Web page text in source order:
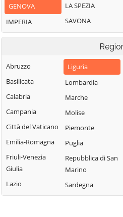
Castiglione
Chiavarese
Ceranesi
Cicagna
Cogoleto
Cogorno
Coreglia Ligure
Crocefieschi
Davagna
Fascia
Favale di Malvaro
Moconesi
Moneglia
Montebruno
Ne
Neirone
Orero
Pieve Ligure
Portofino
Propata
Rapallo
GENOVA
IMPERIA
LA SPEZIA
SAVONA
Abruzzo
Basilicata
Calabria
Campania
Città del Vaticano
Emilia-Romagna
Friuli-Venezia
Giulia
Lazio
Liguria
Lombardia
Marche
Molise
Piemonte
Puglia
Repubblica di San
Marino
Sardegna